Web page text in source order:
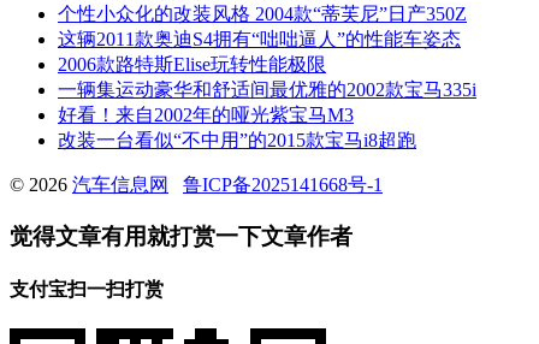
个性小众化的改装风格 2004款“蒂芙尼”日产350Z
这辆2011款奥迪S4拥有“咄咄逼人”的性能车姿态
2006款路特斯Elise玩转性能极限
一辆集运动豪华和舒适间最优雅的2002款宝马335i
好看！来自2002年的哑光紫宝马M3
改装一台看似“不中用”的2015款宝马i8超跑
© 2026 汽车信息网 鲁ICP备2025141668号-1
觉得文章有用就打赏一下文章作者
支付宝扫一扫打赏